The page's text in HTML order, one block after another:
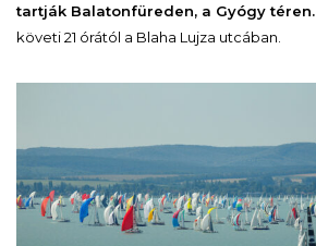
tartják Balatonfüreden, a Gyógy téren.
követi 21 órától a Blaha Lujza utcában.